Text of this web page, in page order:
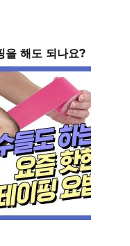
을 해도 되나요?